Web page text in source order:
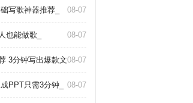
测了市面上主流工具，
写作效率。关键在于理
写歌神器推荐_ 08-07
也能做歌_ 08-07
3分钟写出爆款文章_
08-07
PPT只需3分钟_ 08-07